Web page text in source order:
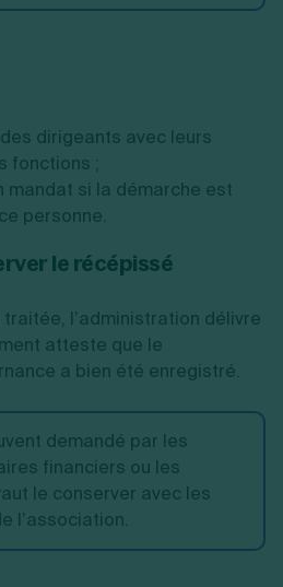
dirigeants avec leurs
fonctions ;
mandat si la démarche est
personne.
le récépissé
l’administration délivre
atteste que le
a bien été enregistré.
demandé par les
financiers ou les
le conserver avec les
l’association.